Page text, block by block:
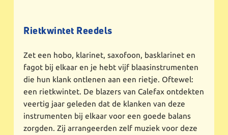
Rietkwintet Reedels
Zet een hobo, klarinet, saxofoon, basklarinet en
fagot bij elkaar en je hebt vijf blaasinstrumenten
die hun klank ontlenen aan een rietje. Oftewel:
een rietkwintet. De blazers van Calefax ontdekten
veertig jaar geleden dat de klanken van deze
instrumenten bij elkaar voor een goede balans
zorgden. Zij arrangeerden zelf muziek voor deze